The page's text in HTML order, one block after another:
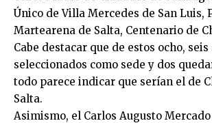
Único de Villa Mercedes de San Luis,
Martearena de Salta, Centenario de
Cabe destacar que de estos ocho, seis
seleccionados como sede y dos
todo parece indicar que serían el de
Salta.
Asimismo, el Carlos Augusto